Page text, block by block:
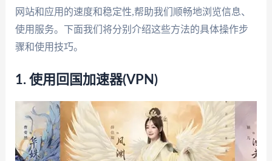
网站和应用的速度和稳定性,帮助我们顺畅地浏览信息、
使用服务。下面我们将分别介绍这些方法的具体操作步
骤和使用技巧。
1. 使用回国加速器(VPN)